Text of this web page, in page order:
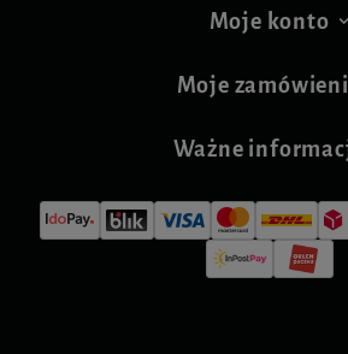
Moje konto
Moje
Ważne